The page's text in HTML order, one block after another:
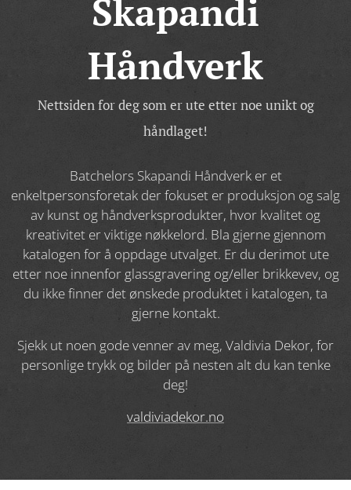
Skapandi
Håndverk
Nettsiden for deg som er ute etter noe unikt og
håndlaget!
Batchelors Skapandi Håndverk er et
enkeltpersonsforetak der fokuset er produksjon og salg
av kunst og håndverksprodukter, hvor kvalitet og
kreativitet er viktige nøkkelord. Bla gjerne gjennom
katalogen for å oppdage utvalget. Er du derimot ute
etter noe innenfor glassgravering og/eller brikkevev, og
du ikke finner det ønskede produktet i katalogen, ta
gjerne kontakt.​
Sjekk ut noen gode venner av meg, Valdivia Dekor, for
personlige trykk og bilder på nesten alt du kan tenke
deg!
valdiviadekor.no